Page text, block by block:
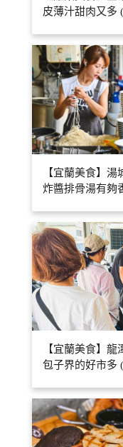
皮薄汁甜肉又多
【宜蘭美食】
炸醬排骨湯有夠
【宜蘭美食】
包子界的好市多